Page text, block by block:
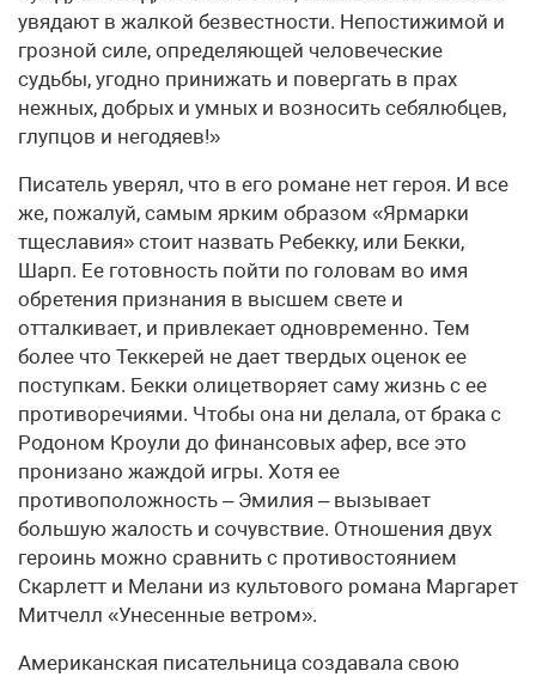
увядают в жалкой безвестности. Непостижимой и
грозной силе, определяющей человеческие
судьбы, угодно принижать и повергать в прах
нежных, добрых и умных и возносить себялюбцев,
глупцов и негодяев!»
Писатель уверял, что в его романе нет героя. И все
же, пожалуй, самым ярким образом «Ярмарки
тщеславия» стоит назвать Ребекку, или Бекки,
Шарп. Ее готовность пойти по головам во имя
обретения признания в высшем свете и
отталкивает, и привлекает одновременно. Тем
более что Теккерей не дает твердых оценок ее
поступкам. Бекки олицетворяет саму жизнь с ее
противоречиями. Чтобы она ни делала, от брака с
Родоном Кроули до финансовых афер, все это
пронизано жаждой игры. Хотя ее
противоположность – Эмилия – вызывает
большую жалость и сочувствие. Отношения двух
героинь можно сравнить с противостоянием
Скарлетт и Мелани из культового романа Маргарет
Митчелл «Унесенные ветром».
Американская писательница создавала свою